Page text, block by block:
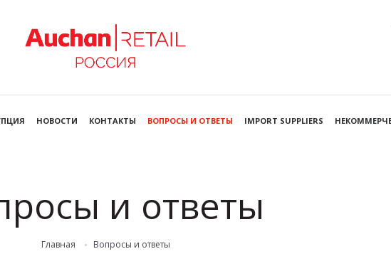
НОВОСТИ КОНТАКТЫ ВОПРОСЫ И ОТВЕТЫ IMPORT SUPPLIERS
и ответы
Главная Вопросы и ответы